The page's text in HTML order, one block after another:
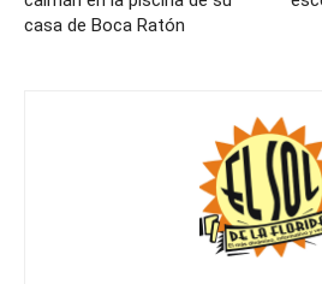
casa de Boca Ratón